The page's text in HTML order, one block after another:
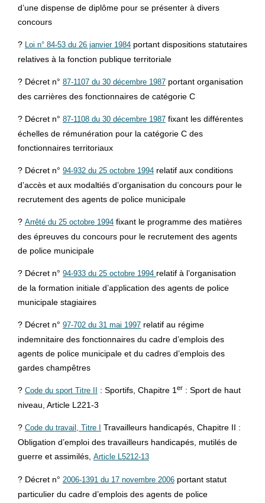
d’une dispense de diplôme pour se présenter à divers
concours
? Loi n° 84-53 du 26 janvier 1984 portant dispositions statutaires
relatives à la fonction publique territoriale
? Décret n° 87-1107 du 30 décembre 1987 portant organisation
des carrières des fonctionnaires de catégorie C
? Décret n° 87-1108 du 30 décembre 1987 fixant les différentes
échelles de rémunération pour la catégorie C des
fonctionnaires territoriaux
? Décret n° 94-932 du 25 octobre 1994 relatif aux conditions
d’accès et aux modaltiés d’organisation du concours pour le
recrutement des agents de police municipale
? Arrêté du 25 octobre 1994 fixant le programme des matières
des épreuves du concours pour le recrutement des agents
de police municipale
? Décret n° 94-933 du 25 octobre 1994 relatif à l’organisation
de la formation initiale d’application des agents de police
municipale stagiaires
? Décret n° 97-702 du 31 mai 1997 relatif au régime
indemnitaire des fonctionnaires du cadre d’emplois des
agents de police municipale et du cadres d’emplois des
gardes champêtres
? Code du sport Titre II : Sportifs, Chapitre 1er : Sport de haut
niveau, Article L221-3
? Code du travail, Titre I
Travailleurs handicapés, Chapitre II :
Obligation d’emploi des travailleurs handicapés, mutilés de
guerre et assimilés, Article L5212-13
? Décret n° 2006-1391 du 17 novembre 2006 portant statut
particulier du cadre d’emplois des agents de police